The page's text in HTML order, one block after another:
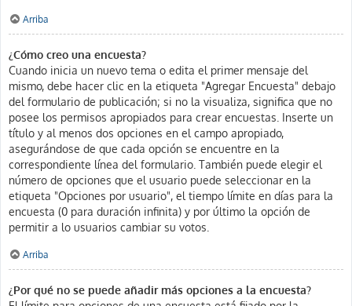
Arriba
¿Cómo creo una encuesta?
Cuando inicia un nuevo tema o edita el primer mensaje del
mismo, debe hacer clic en la etiqueta "Agregar Encuesta" debajo
del formulario de publicación; si no la visualiza, significa que no
posee los permisos apropiados para crear encuestas. Inserte un
título y al menos dos opciones en el campo apropiado,
asegurándose de que cada opción se encuentre en la
correspondiente línea del formulario. También puede elegir el
número de opciones que el usuario puede seleccionar en la
etiqueta "Opciones por usuario", el tiempo límite en días para la
encuesta (0 para duración infinita) y por último la opción de
permitir a lo usuarios cambiar su votos.
Arriba
¿Por qué no se puede añadir más opciones a la encuesta?